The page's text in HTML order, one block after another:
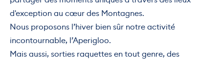
d'exception au cœur des Montagnes.
Nous proposons l’hiver bien sûr notre activité
incontournable, l’Aperigloo.
Mais aussi, sorties raquettes en tout genre, des